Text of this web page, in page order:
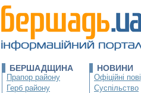
БЕРШАДЩИНА
Прапор району
Герб району
НОВИНИ
Офіційні
Суспільство